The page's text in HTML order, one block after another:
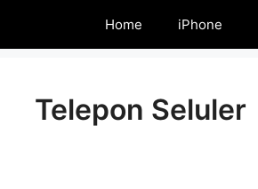
Home iPhone
Telepon Seluler